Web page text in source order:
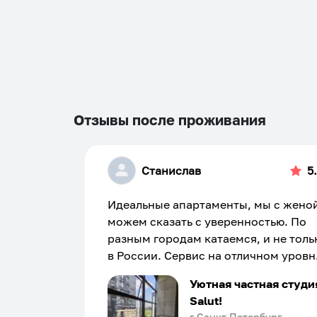
Отзывы после проживания
Станислав
Идеальные апартаменты, мы с
можем сказать с уверенностью. По
разным городам катаемся, и не
в России. Сервис на отличном
Хозяин апартаментов доброй души
человек, всегда можно
подскажет что как и почему.
Уютная частная
Salut!